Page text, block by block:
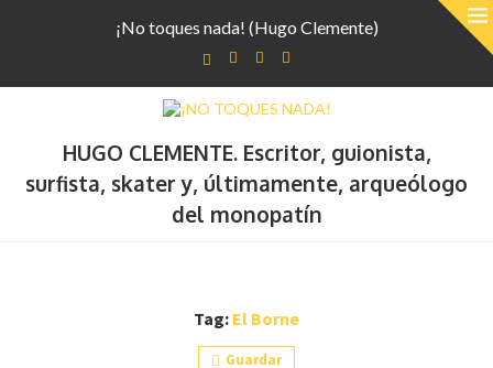
¡No toques nada! (Hugo Clemente)
HUGO CLEMENTE. Escritor, guionista,
surfista, skater y, últimamente, arqueólogo
del monopatín
Tag: El Borne
Guardar